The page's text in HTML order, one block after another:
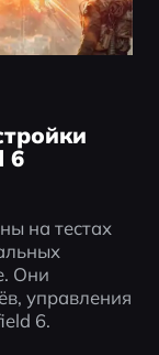
6
на тестах
Они
управления
6.